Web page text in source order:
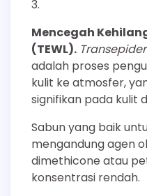
Mencegah
(TEWL).
adalah proses
kulit ke atmosfer,
signifikan pada kulit
Sabun yang baik
mengandung agen
dimethicone atau
konsentrasi rendah.